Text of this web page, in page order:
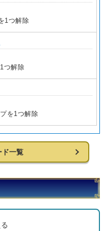
1つ解除
つ解除
を1つ解除
ド一覧